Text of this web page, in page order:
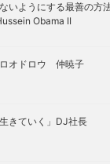
ないようにする最善の方
Obama II
オドロウ 仲暁子
生きていく」DJ社長